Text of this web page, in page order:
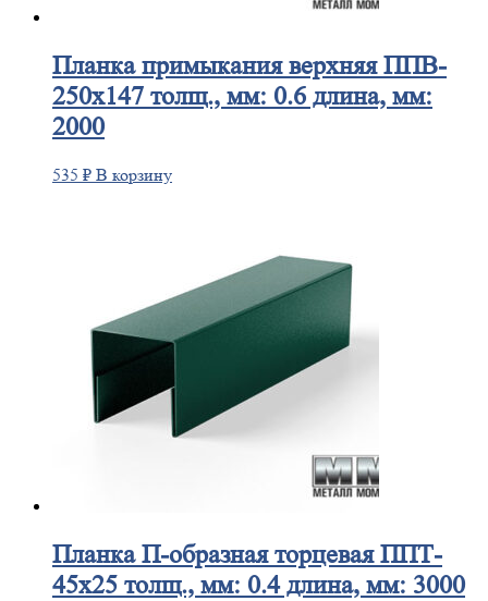
Планкапримыкания верхняя ППВ-
250х147 толщ., мм: 0.6 длина, мм:
2000
535 ₽ В корзину
ПланкаП-образная торцевая ППТ-
45х25 толщ., мм: 0.4 длина, мм: 3000